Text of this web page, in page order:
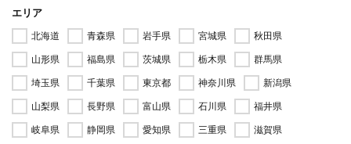
エリア
北海道 青森県 岩手県 宮城県
秋田県
山形県
福島県 茨城県 栃木県
群馬県
埼玉県
千葉県 東京都 神奈川県
新潟県
山梨県
長野県 富山県 石川県
福井県
岐阜県
静岡県 愛知県 三重県
滋賀県